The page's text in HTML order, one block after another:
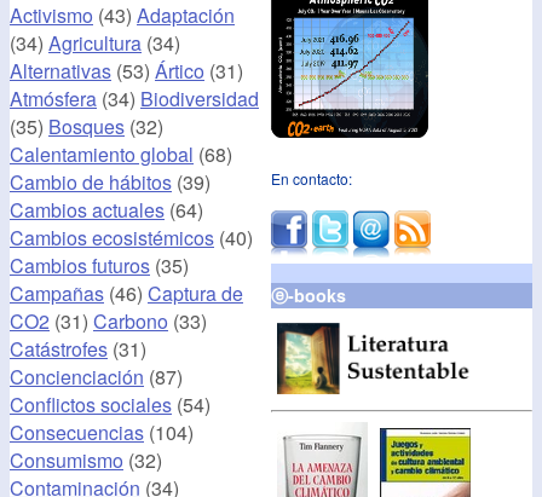
Activismo (43) Adaptación
(34) Agricultura (34)
Alternativas (53) Ártico (31)
Atmósfera (34) Biodiversidad
(35) Bosques (32)
Calentamiento global (68)
Cambio de hábitos (39)
Cambios actuales (64)
Cambios ecosistémicos (40)
Cambios futuros (35)
Campañas (46) Captura de
CO2 (31) Carbono (33)
Catástrofes (31)
Concienciación (87)
Conflictos sociales (54)
Consecuencias (104)
Consumismo (32)
Contaminación (34)
En contacto:
ⓔ-books